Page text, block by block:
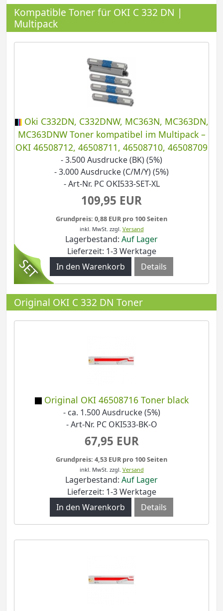
Kompatible Toner für OKI C 332 DN |
Multipack
Oki C332DN, C332DNW, MC363N, MC363DN,
MC363DNW Toner kompatibel im Multipack –
OKI 46508712, 46508711, 46508710, 46508709
- 3.500 Ausdrucke (BK) (5%)
- 3.000 Ausdrucke (C/M/Y) (5%)
- Art-Nr. PC OKI533-SET-XL
109,95 EUR
Grundpreis: 0,88 EUR pro 100 Seiten
inkl. MwSt. zzgl. Versand
Lagerbestand: Auf Lager
Lieferzeit: 1-3 Werktage
Details
Original OKI C 332 DN Toner
Original OKI 46508716 Toner black
- ca. 1.500 Ausdrucke (5%)
- Art-Nr. PC OKI533-BK-O
67,95 EUR
Grundpreis: 4,53 EUR pro 100 Seiten
inkl. MwSt. zzgl. Versand
Lagerbestand: Auf Lager
Lieferzeit: 1-3 Werktage
Details